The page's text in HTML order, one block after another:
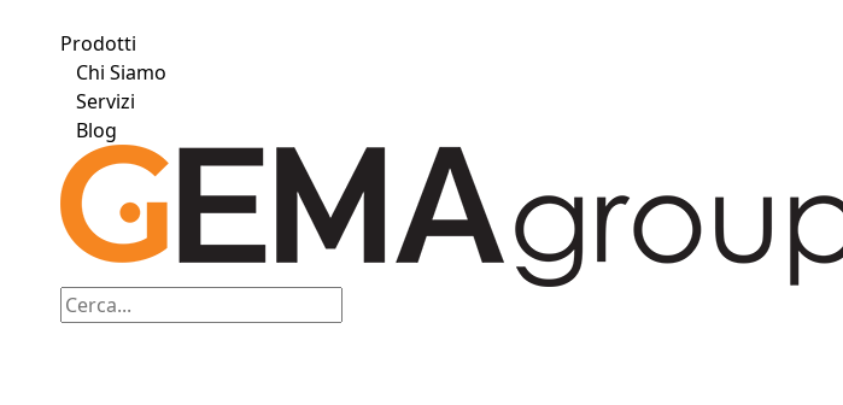
Prodotti
Chi Siamo
Servizi
Blog